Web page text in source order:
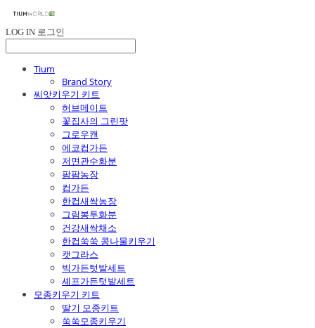
LOG IN 로그인
Tium
Brand Story
씨앗키우기 키트
허브메이트
꽃집사의 그린팟
그로우캔
에코컵가든
저면관수화분
팜팜농장
컵가든
한컵새싹농장
그림봉투화분
건강새싹채소
한컵쑥쑥 콩나물키우기
캣그라스
빅가든텃밭세트
셰프가든텃밭세트
모종키우기 키트
딸기 모종키트
쑥쑥모종키우기